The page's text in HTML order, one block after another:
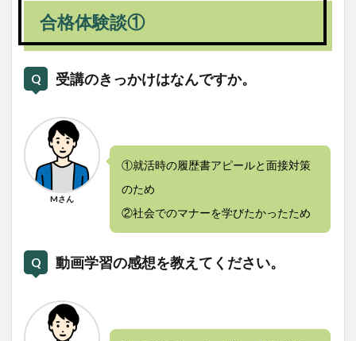
合格体験談①
受講のきっかけはなんですか。
Mさん
①就活時の履歴書アピールと面接対策
のため
②社会でのマナーを学びたかったため
動画学習の感想を教えてください。